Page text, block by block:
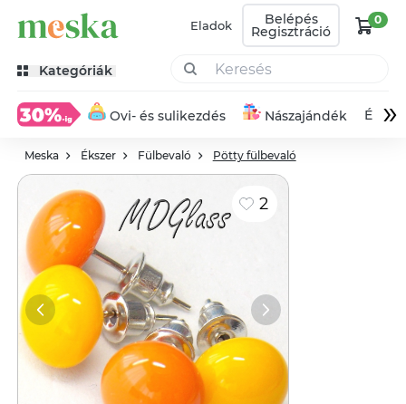
Eladok Belépés
Regisztráció
0
Kategóriák
Ovi- és sulikezdés Nászajándék »
Meska Ékszer Fülbevaló Pötty fülbevaló
2